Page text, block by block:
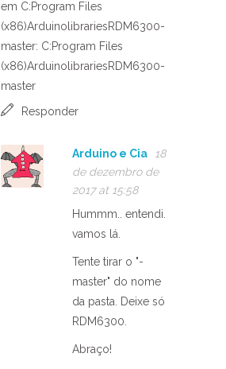
em C:Program Files
(x86)ArduinolibrariesRDM6300-
master: C:Program Files
(x86)ArduinolibrariesRDM6300-
master
Responder
Arduino e Cia
18
de dezembro de
2017 at 15:58
Hummm.. entendi.
vamos lá.
Tente tirar o "-
master" do nome
da pasta. Deixe só
RDM6300.
Abraço!